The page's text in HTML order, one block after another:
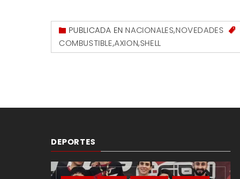
PUBLICADA ENNACIONALES,NOVEDADES
COMBUSTIBLE,AXION,SHELL
DEPORTES